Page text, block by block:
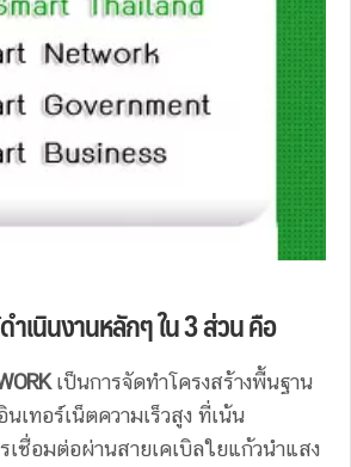
ำเนินงานหลักๆ ใน 3 ส่วน คือ
เป็นการจัดทำโครงสร้างพื้นฐาน
นเทอร์เน็ตความเร็วสูง ที่เน้น
เชื่อมต่อผ่านสายเคเบิลใยแก้วนำแสง